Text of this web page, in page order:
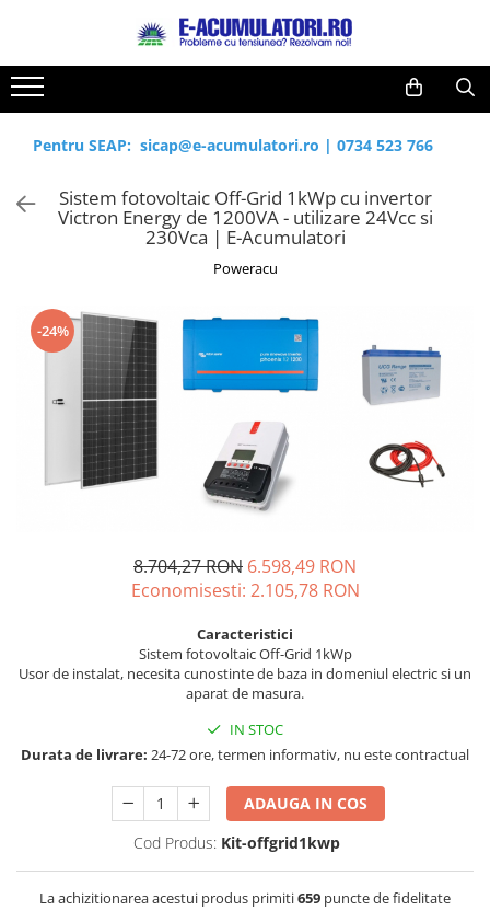
Toate Produsele
Acumulatori, Baterii si Incarcatoare
Uzuale
Baterii alcaline
Baterii litiu
Baterii auditive
Accesorii baterii
Baterii Industriale
Acumulatori
Incarcatoare acumulatori
Panouri fotovoltaice
Sisteme prindere panouri
Invertoare
Invertoare On-grid
PWM
Convertoare de tensiune
Reduceri de vara
Cabluri
Acumulatori
Prelungitoare
Panouri fotovoltaice
Statii de incarcare EV
UPS
Pentru SEAP: sicap@e-acumulatori.ro | 0734 523 766
Sistem fotovoltaic Off-Grid 1kWp cu invertor
Victron Energy de 1200VA - utilizare 24Vcc si
230Vca | E-Acumulatori
Poweracu
-24%
8.704,27 RON 6.598,49 RON
Economisesti: 2.105,78 RON
Caracteristici
Sistem fotovoltaic Off-Grid 1kWp
Usor de instalat, necesita cunostinte de baza in domeniul electric si un
aparat de masura.
IN STOC
Durata de livrare: 24-72 ore, termen informativ, nu este contractual
ADAUGA IN COS
Cod Produs: Kit-offgrid1kwp
La achizitionarea acestui produs primiti659 puncte de fidelitate